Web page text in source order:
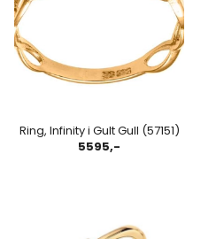
Ring, Infinity i Gult Gull (57151)
5595,-